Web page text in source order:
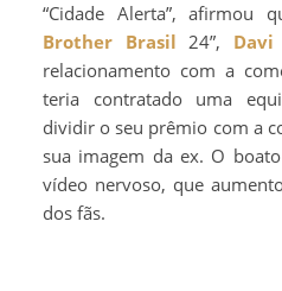
“Cidade Alerta”, afirmou
Brother Brasil 24”,
relacionamento com a
teria contratado uma
dividir o seu prêmio com a
sua imagem da ex. O
vídeo nervoso, que
dos fãs.